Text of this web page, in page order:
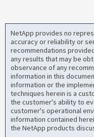
NetApp provides no
accuracy or reliability or
recommendations
any results that may be
observance of any
information in this
information or the
techniques herein is a
the customer's ability to
customer's operational
information contained
the NetApp products